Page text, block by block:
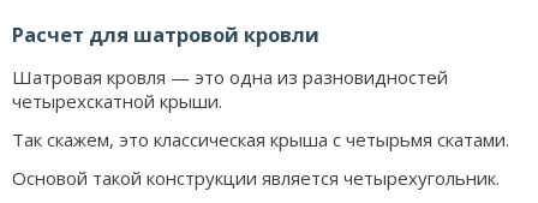
Расчет для шатровой кровли
Шатровая кровля — это одна из разновидностей
четырехскатной крыши.
Так скажем, это классическая крыша с четырьмя скатами.
Основой такой конструкции является четырехугольник.